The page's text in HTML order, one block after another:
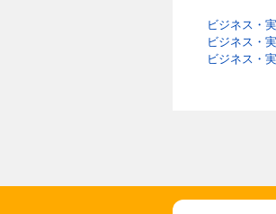
ビジネス・
ビジネス・
ビジネス・